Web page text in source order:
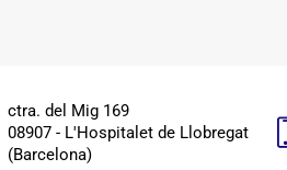
ctra. del Mig 169
08907 - L'Hospitalet de Llobregat
(Barcelona)